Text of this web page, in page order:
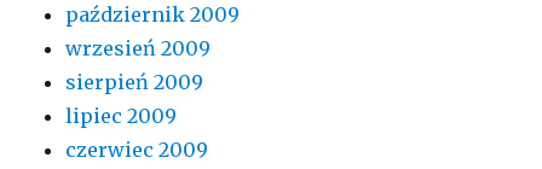
październik 2009
wrzesień 2009
sierpień 2009
lipiec 2009
czerwiec 2009